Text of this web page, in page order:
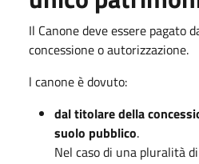
Il Canone deve essere pagato
concessione o autorizzazione.
l canone è dovuto:
dal titolare della
suolo pubblico.
Nel caso di una pluralità